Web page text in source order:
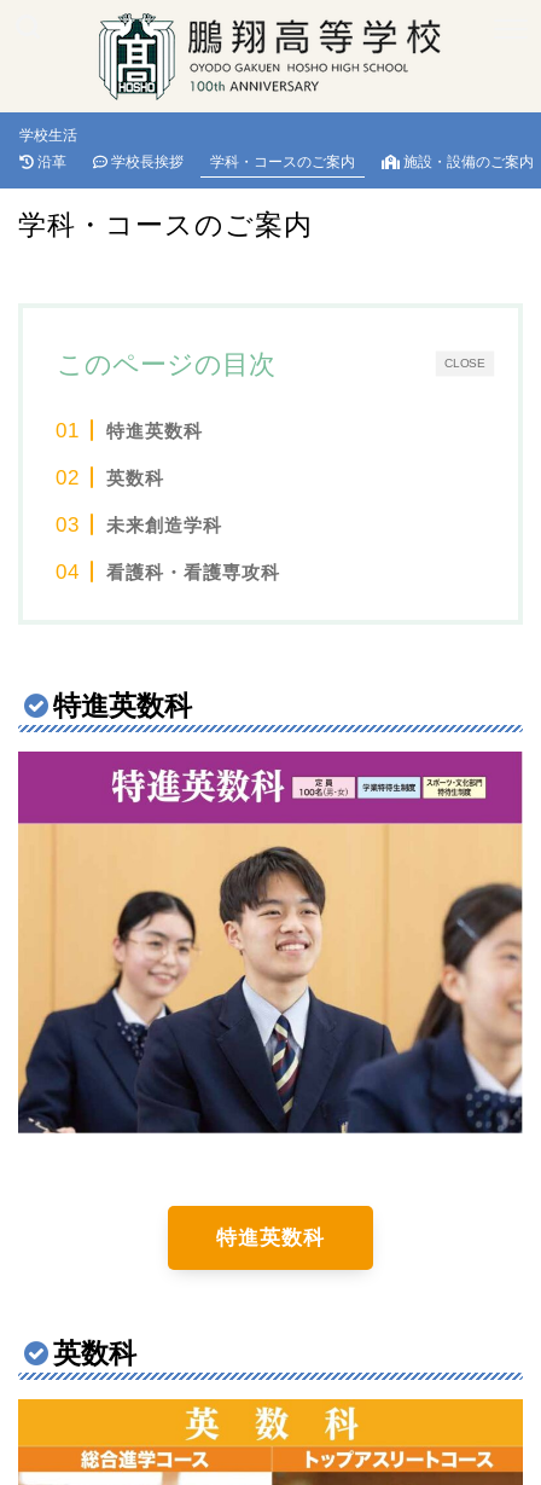
学校生活
沿革
学校長挨拶 学科・コースのご案内 施設・設備のご案内
学科・コースのご案内
CLOSE
このページの目次
特進英数科
英数科
未来創造学科
看護科・看護専攻科
特進英数科
特進英数科
英数科